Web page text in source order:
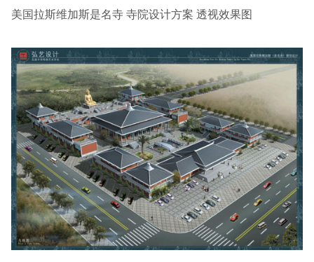
美国拉斯维加斯是名寺 寺院设计方案 透视效果图